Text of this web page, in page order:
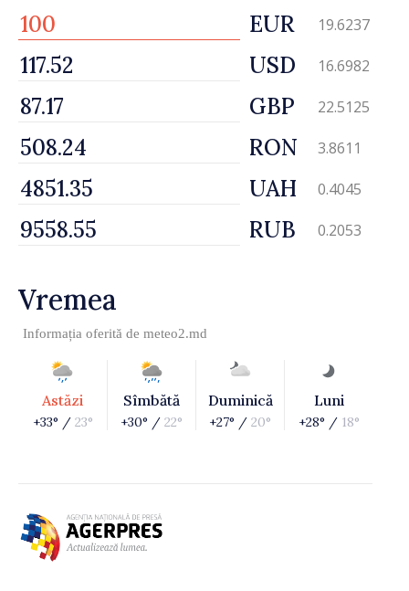
EUR 19.6237
USD 16.6982
GBP 22.5125
RON 3.8611
UAH 0.4045
RUB 0.2053
Vremea
Informația oferită de meteo2.md
Astăzi
+33° / 23°
Sîmbătă
+30° / 22°
Duminică
+27° / 20°
Luni
+28° / 18°